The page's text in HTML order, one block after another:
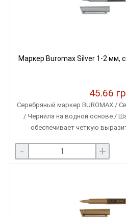
Маркер Buromax Silver 1-2 мм,
45.66
Серебряный маркер BUROMAX /
/ Чернила на водной основе /
обеспечивает четкую
- +